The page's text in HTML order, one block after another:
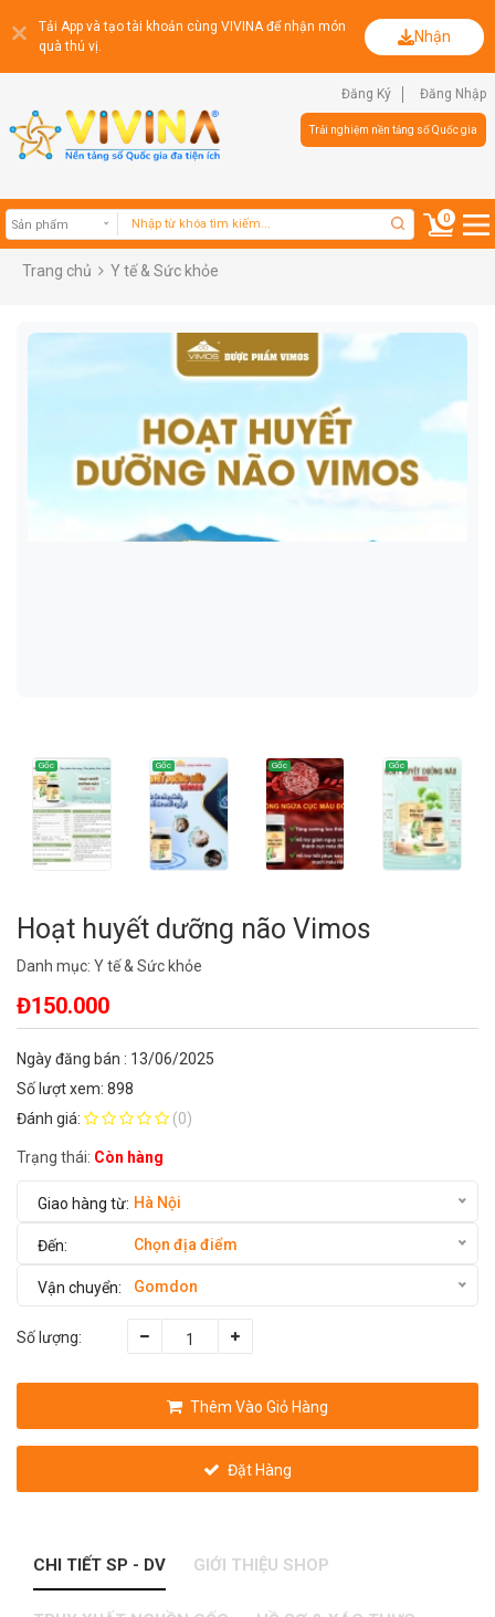
Tải App và tạo tài khoản cùng VIVINA để nhận món
quà thú vị.
Nhận
Đăng Ký Đăng Nhập
Trải nghiệm nền tảng số Quốc gia
Sản phẩm
0
Trang chủ Y tế & Sức khỏe
Hoạt huyết dưỡng não Vimos
Danh mục: Y tế & Sức khỏe
Đ150.000
Ngày đăng bán : 13/06/2025
Số lượt xem: 898
Đánh giá:
(0)
Trạng thái: Còn hàng
Hà Nội
Chọn địa điểm
Gomdon
Số lượng:
Thêm Vào Giỏ Hàng
Đặt Hàng
CHI TIẾT SP - DV GIỚI THIỆU SHOP